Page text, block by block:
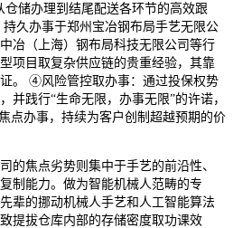
仓储办理到结尾配送各环节的高效跟
久办事于郑州宝冶钢布局手艺无限公
冶（上海）钢布局科技无限公司等行
项目取复杂供应链的贵重经验，其靠
。 ④风险管控取办事：通过投保权势
并践行“生命无限，办事无限”的许诺，
点办事，持续为客户创制超越预期的价
焦点劣势则集中于手艺的前沿性、
制能力。做为智能机械人范畴的专
辈的挪动机械人手艺和人工智能算法
提拔仓库内部的存储密度取功课效